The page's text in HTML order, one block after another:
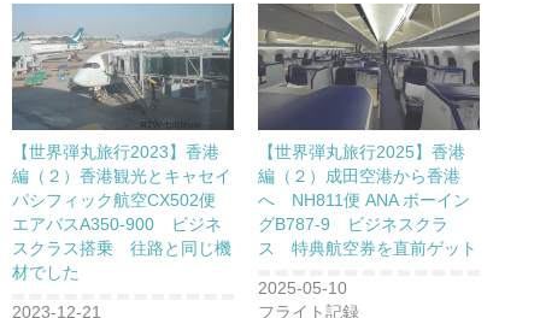
【世界弾丸旅行2023】香港
編（２）香港観光とキャセイ
パシフィック航空CX502便
エアバスA350-900 ビジネ
スクラス搭乗 往路と同じ機
材でした
2023-12-21
【世界弾丸旅行2025】香港
編（２）成田空港から香港
へ NH811便 ANA ボーイン
グB787-9 ビジネスクラ
ス 特典航空券を直前ゲット
2025-05-10
フライト記録